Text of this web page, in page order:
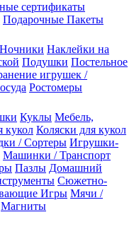
сертификаты
Подарочные Пакеты
Наклейки на
Подушки Постельное
игрушек /
Ростомеры
Куклы Мебель,
кукол Коляски для кукол
/ Сортеры Игрушки-
Машинки / Транспорт
Пазлы Домашний
Сюжетно-
Игры Мячи /
Магниты